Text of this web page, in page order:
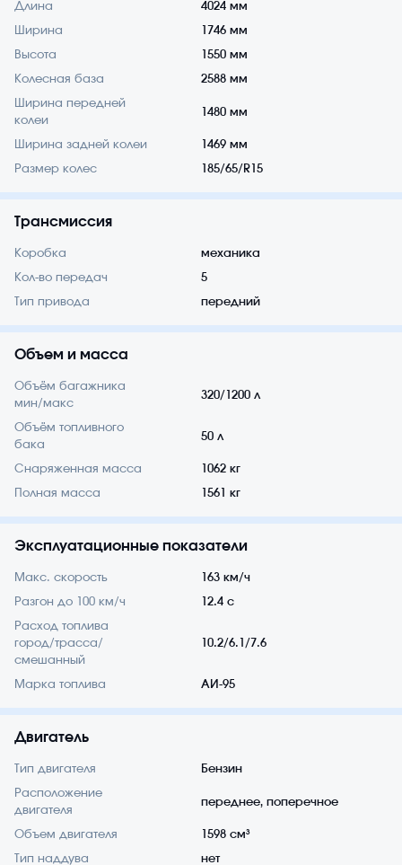
Длина 4024 мм
Ширина 1746 мм
Высота 1550 мм
Колесная база 2588 мм
Ширина передней
колеи
1480 мм
Ширина задней колеи 1469 мм
Размер колес 185/65/R15
Трансмиссия
Коробка механика
Кол-во передач 5
Тип привода передний
Объем и масса
Объём багажника
мин/макс
320/1200 л
Объём топливного
бака
50 л
Снаряженная масса 1062 кг
Полная масса 1561 кг
Эксплуатационные показатели
Макс. скорость 163 км/ч
Разгон до 100 км/ч 12.4 с
Расход топлива
город/трасса/
смешанный
10.2/6.1/7.6
Марка топлива АИ-95
Двигатель
Тип двигателя Бензин
Расположение
двигателя
переднее, поперечное
Объем двигателя 1598 см³
Тип наддува нет